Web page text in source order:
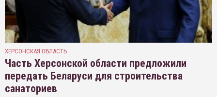
ХЕРСОНСКАЯ ОБЛАСТЬ
Часть Херсонской области предложили
передать Беларуси для строительства
санаториев